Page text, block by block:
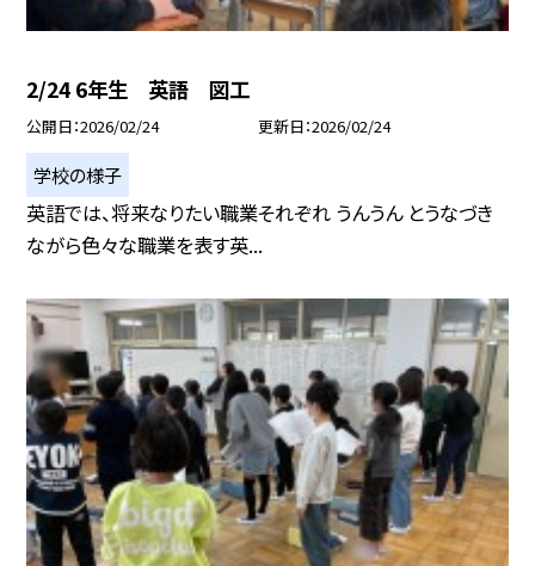
2/24 6年生 英語 図工
公開日 2026/02/24 更新日 2026/02/24
学校の様子
英語では、将来なりたい職業それぞれ うんうん とうなづき
ながら色々な職業を表す英...